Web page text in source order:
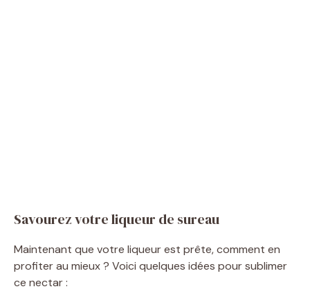
Savourez votre liqueur de sureau
Maintenant que votre liqueur est prête, comment en
profiter au mieux ? Voici quelques idées pour sublimer
ce nectar :